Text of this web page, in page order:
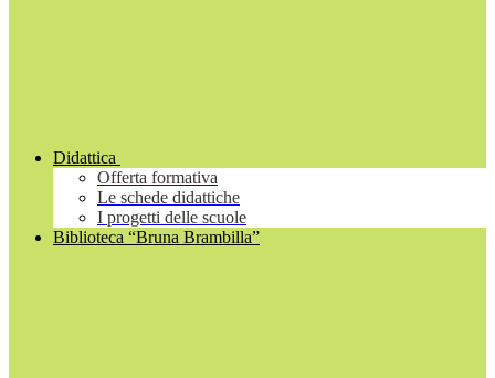
Didattica
Offerta formativa
Le schede didattiche
I progetti delle scuole
Biblioteca “Bruna Brambilla”